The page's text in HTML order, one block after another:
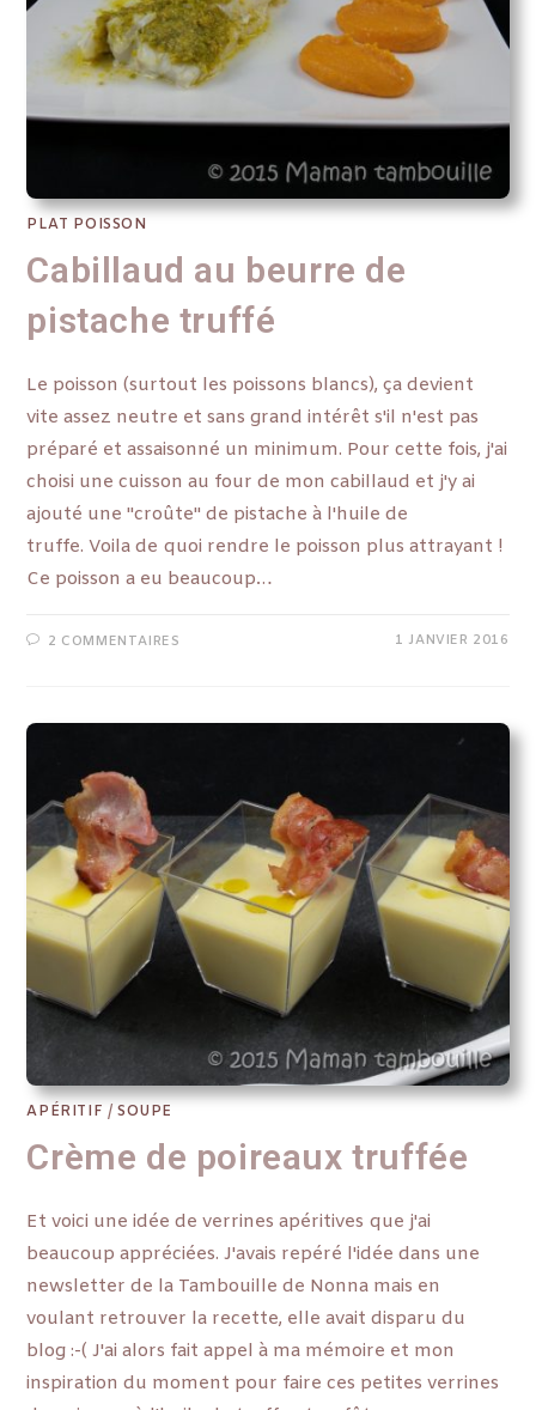
PLAT POISSON
Cabillaud au beurre de
pistache truffé
Le poisson (surtout les poissons blancs), ça devient
vite assez neutre et sans grand intérêt s'il n'est pas
préparé et assaisonné un minimum. Pour cette fois, j'ai
choisi une cuisson au four de mon cabillaud et j'y ai
ajouté une "croûte" de pistache à l'huile de
truffe. Voila de quoi rendre le poisson plus attrayant !
Ce poisson a eu beaucoup…
2 COMMENTAIRES 1 JANVIER 2016
APÉRITIF /SOUPE
Crème de poireaux truffée
Et voici une idée de verrines apéritives que j'ai
beaucoup appréciées. J'avais repéré l'idée dans une
newsletter de la Tambouille de Nonna mais en
voulant retrouver la recette, elle avait disparu du
blog :-( J'ai alors fait appel à ma mémoire et mon
inspiration du moment pour faire ces petites verrines